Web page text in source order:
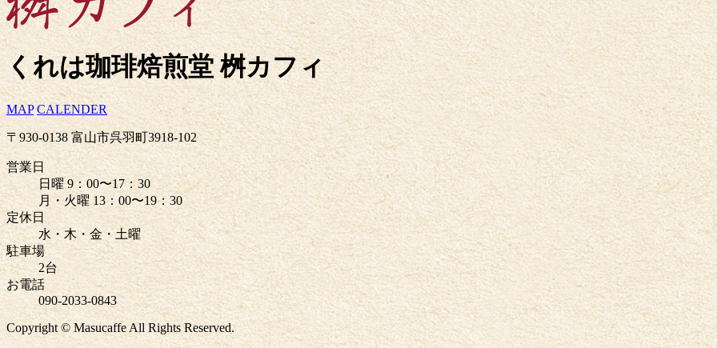
くれは珈琲焙煎堂 桝カフィ
MAP CALENDER
〒930-0138 富山市呉羽町3918-102
営業日
日曜 9：00〜17：30
月・火曜 13：00〜19：30
定休日
水・木・金・土曜
駐車場
2台
お電話
090-2033-0843
Copyright © Masucaffe All Rights Reserved.